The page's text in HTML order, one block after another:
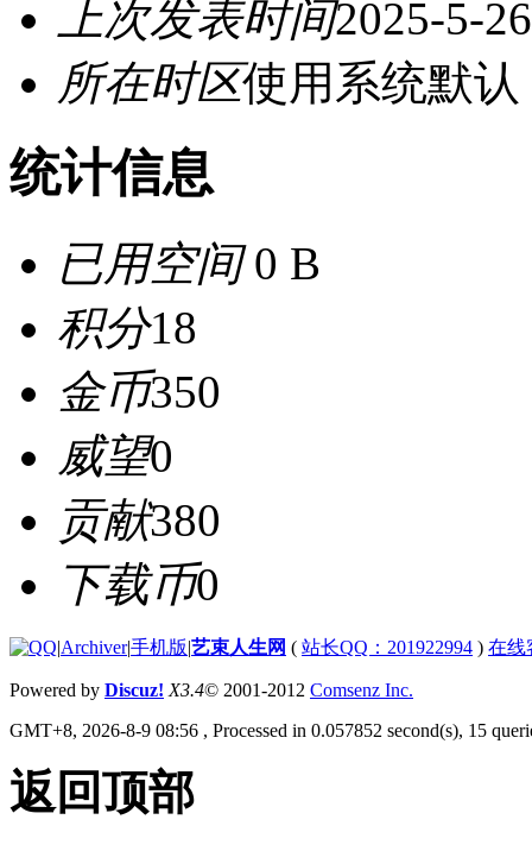
上次发表时间2025-5-
所在时区使用系统默认
统计信息
已用空间0 B
积分18
金币350
威望0
贡献380
下载币0
|Archiver|手机版|艺束人生网 ( 站长QQ：201922994 ) 在线
Powered by Discuz! X3.4© 2001-2012 Comsenz Inc.
GMT+8, 2026-8-9 08:56 , Processed in 0.057852 second(s), 15
返回顶部